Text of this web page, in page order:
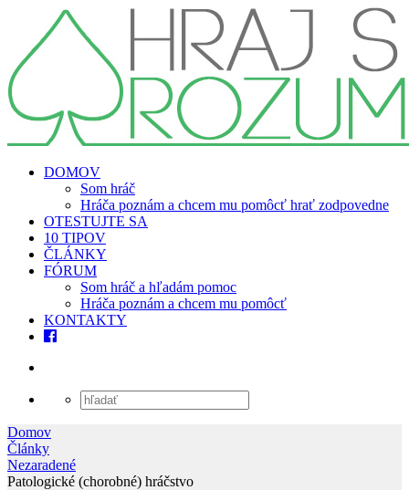
DOMOV
Som hráč
Hráča poznám a chcem mu pomôcť hrať zodpovedne
OTESTUJTE SA
10 TIPOV
ČLÁNKY
FÓRUM
Som hráč a hľadám pomoc
Hráča poznám a chcem mu pomôcť
KONTAKTY
Domov
Články
Nezaradené
Patologické (chorobné) hráčstvo